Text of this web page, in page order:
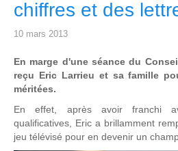
chiffres et des
10 mars 2013
En marge d'une séance du
reçu Eric Larrieu et sa famille
méritées.
En effet, après avoir franchi
qualificatives, Eric a brillamment
jeu télévisé pour en devenir un